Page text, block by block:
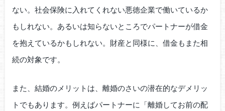
ない。社会保険に入れてくれない悪徳企業で働いているか
もしれない。あるいは知らないところでパートナーが借金
を抱えているかもしれない。財産と同様に、借金もまた相
続の対象です。
また、結婚のメリットは、離婚のさいの潜在的なデメリッ
トでもあります。例えばパートナーに「離婚してお前の配